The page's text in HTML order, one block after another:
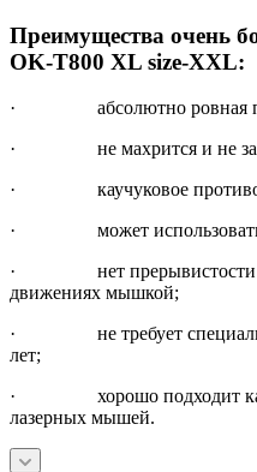
Преимущества очень
OK-T800 XL size-XXL:
· абсолютно ровная
· не махрится и не
· каучуковое
· может использоваться
· нет прерывистости
движениях мышкой;
· не требует
лет;
· хорошо подходит как
лазерных мышей.